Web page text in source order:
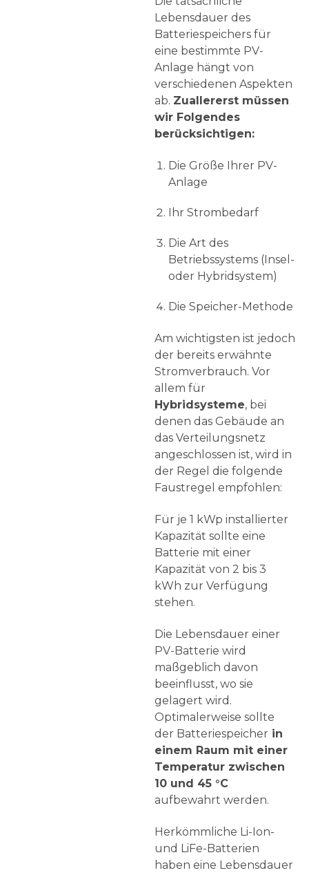
Lebensdauer des
Batteriespeichers für
eine bestimmte PV-
Anlage hängt von
verschiedenen Aspekten
ab. Zuallererst müssen
wir Folgendes
berücksichtigen:
Die Größe Ihrer PV-
Anlage
Ihr Strombedarf
Die Art des
Betriebssystems (Insel-
oder Hybridsystem)
Die Speicher-Methode
Am wichtigsten ist jedoch
der bereits erwähnte
Stromverbrauch. Vor
allem für
Hybridsysteme, bei
denen das Gebäude an
das Verteilungsnetz
angeschlossen ist, wird in
der Regel die folgende
Faustregel empfohlen:
Für je 1 kWp installierter
Kapazität sollte eine
Batterie mit einer
Kapazität von 2 bis 3
kWh zur Verfügung
stehen.
Die Lebensdauer einer
PV-Batterie wird
maßgeblich davon
beeinflusst, wo sie
gelagert wird.
Optimalerweise sollte
der Batteriespeicher in
einem Raum mit einer
Temperatur zwischen
10 und 45 °C
aufbewahrt werden.
Herkömmliche Li-Ion-
und LiFe-Batterien
haben eine Lebensdauer